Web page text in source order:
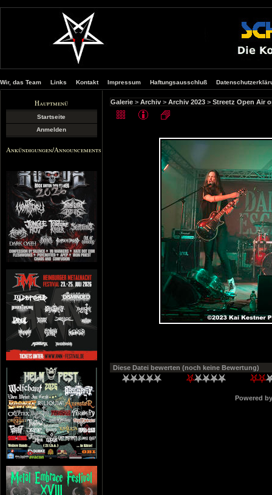
Wir, das Team Links Kontakt Impressum Haftungsausschluß
Hauptmenü
Startseite
Anmelden
Ankündigungen/Announcements
Galerie > Archiv > Archiv 2023 > Streetz Open Air
Diese Datei bewerten (noch keine Bewertung)
Powered